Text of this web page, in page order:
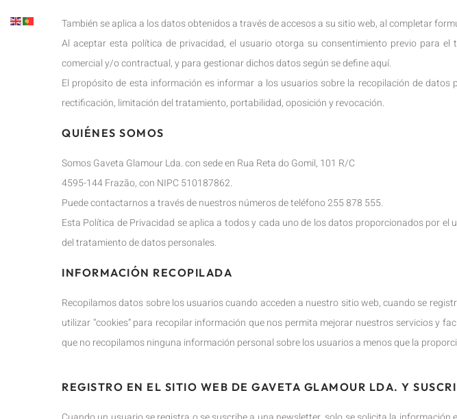
También se aplica a los datos obtenidos a través de accesos a su sitio web, al completar
Al aceptar esta política de privacidad, el usuario otorga su consentimiento previo para
comercial y/o contractual, y para gestionar dichos datos según se define aquí.
El propósito de esta información es informar a los usuarios sobre la recopilación de
rectificación, limitación del tratamiento, portabilidad, oposición y revocación.
QUIÉNES SOMOS
Somos Gaveta Glamour Lda. con sede en Rua Reta do Gomil, 101 R/C
4595-144 Frazão, con NIPC 510187862.
Puede contactarnos a través de nuestros números de teléfono 255 878 555.
Esta Política de Privacidad se aplica a todos y cada uno de los datos proporcionados por
del tratamiento de datos personales.
INFORMACIÓN RECOPILADA
Recopilamos datos sobre los usuarios cuando acceden a nuestro sitio web, cuando se
utilizar “cookies” para recopilar información que nos permita mejorar nuestros servicios y
que no recopilamos ninguna información personal sobre los usuarios a menos que la
REGISTRO EN EL SITIO WEB DE GAVETA GLAMOUR LDA. Y